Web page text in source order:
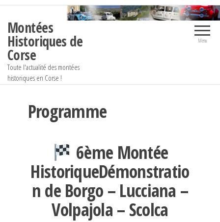
Aller
contenu
Montées
Historiques de
Corse
Toute l'actualité des montées
historiques en Corse !
Menu
Programme
6ème Montée
HistoriqueDémonstratio
n de Borgo – Lucciana –
Volpajola – Scolca